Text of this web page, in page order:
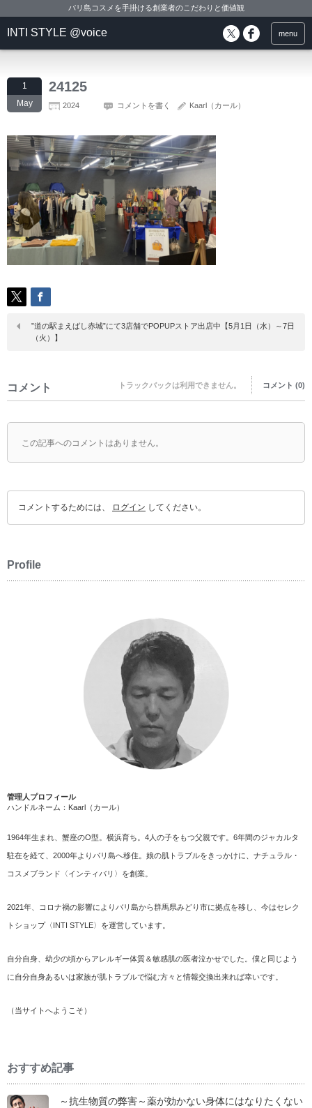
バリ島コスメを手掛ける創業者のこだわりと価値観
INTI STYLE @voice menu
1
May
24125
2024 コメントを書く Kaarl（カール）
”道の駅まえばし赤城”にて3店舗でPOPUPストア出店中【5月1日（水）～7日
（火）】
コメント トラックバックは利用できません。 コメント (0)
この記事へのコメントはありません。
コメントするためには、 ログイン してください。
Profile
管理人プロフィール
ハンドルネーム：Kaarl（カール）
1964年生まれ、蟹座のO型。横浜育ち。4人の子をもつ父親です。6年間のジャカルタ
駐在を経て、2000年よりバリ島へ移住。娘の肌トラブルをきっかけに、ナチュラル・
コスメブランド〈インティバリ〉を創業。
2021年、コロナ禍の影響によりバリ島から群馬県みどり市に拠点を移し、今はセレク
トショップ〈INTI STYLE〉を運営しています。
自分自身、幼少の頃からアレルギー体質＆敏感肌の医者泣かせでした。僕と同じよう
に自分自身あるいは家族が肌トラブルで悩む方々と情報交換出来れば幸いです。
（ 当サイトへようこそ ）
おすすめ記事
～抗生物質の弊害～薬が効かない身体にはなりたくない